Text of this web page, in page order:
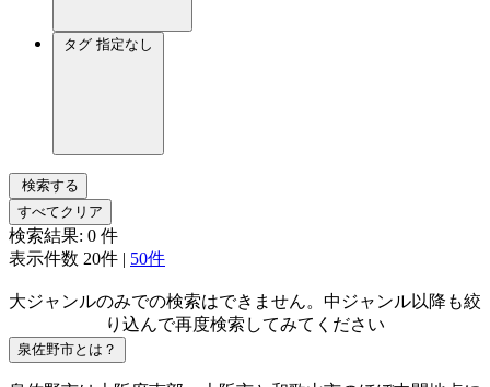
タグ 指定なし
検索する
すべてクリア
検索結果: 0 件
表示件数 20件 | 50件
大ジャンルのみでの検索はできません。中ジャンル以降も絞
り込んで再度検索してみてください
泉佐野市とは？